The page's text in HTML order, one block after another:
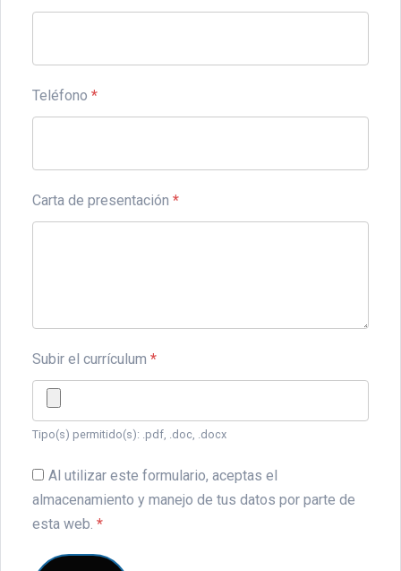
Teléfono *
Carta de presentación *
Subir el currículum *
Tipo(s) permitido(s): .pdf, .doc, .docx
Al utilizar este formulario, aceptas el
almacenamiento y manejo de tus datos por parte de
esta web. *